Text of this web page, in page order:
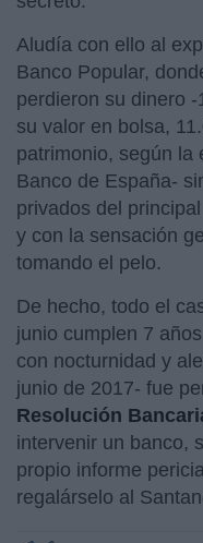
Aludía con ello al
Banco Popular,
perdieron su dinero
su valor en bolsa,
patrimonio, según la
Banco de España-
privados del
y con la sensación
tomando el pelo.
De hecho, todo el
junio cumplen 7
con nocturnidad y
junio de 2017- fue
Resolución
intervenir un banco,
propio informe
regalárselo al